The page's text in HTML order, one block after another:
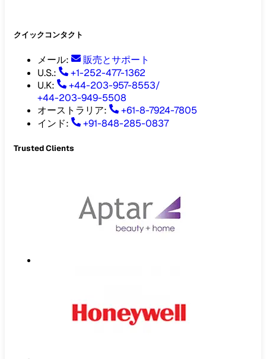
クイックコンタクト
メール:
販売とサポート
U.S.:
+1-252-477-1362
U.K:
+44-203-957-8553/
+44-203-949-5508
オーストラリア:
+61-8-7924-7805
インド: +91-848-285-0837
Trusted Clients